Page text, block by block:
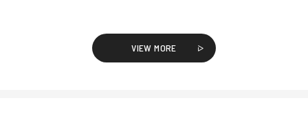
VIEW MORE